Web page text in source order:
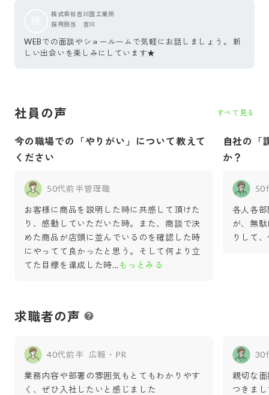
株式会社吉川国工業所
採用担当 吉川
WEBでの面談やショールームで気軽にお話しましょう。 新
しい出会いを楽しみにしています★
社員の声 すべて見る
今の職場での「やりがい」について教えて
ください
50代前半管理職
お客様に商品を説明した時に共感して頂けた
り、感動していただいた時。また、商談で決
めた商品が店頭に並んでいるのを確認した時
にやってて良かったと思う。そして何より立
てた目標を達成した時...もっとみる
自社の「
か？
50
各人各
が、無
りして
求職者の声
40代前半 広報・PR
業務内容や部署の雰囲気もとてもわかりやす
く、ぜひ入社したいと感じました
30
親切な
つきま